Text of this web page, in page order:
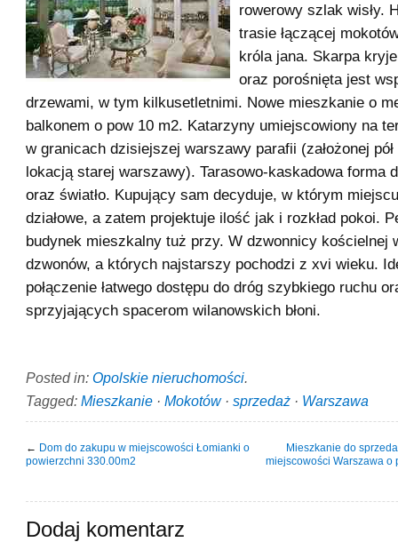
rowerowy szlak wisły.
trasie łączącej
króla jana. Skarpa
oraz porośnięta jest
drzewami, w tym kilkusetletnimi. Nowe mieszkanie o
balkonem o pow 10 m2. Katarzyny umiejscowiony na
w granicach dzisiejszej warszawy parafii (założonej
lokacją starej warszawy). Tarasowo-kaskadowa forma
oraz światło. Kupujący sam decyduje, w którym
działowe, a zatem projektuje ilość jak i rozkład pokoi.
budynek mieszkalny tuż przy. W dzwonnicy kościelnej
dzwonów, a których najstarszy pochodzi z xvi wieku.
połączenie łatwego dostępu do dróg szybkiego ruchu
sprzyjających spacerom wilanowskich błoni.
Posted in: Opolskie nieruchomości.
Tagged: Mieszkanie · Mokotów· sprzedaż · Warszawa
← Dom do zakupu w miejscowości Łomianki o
powierzchni 330.00m2
Mieszkanie do
miejscowości Warszawa o
Dodaj komentarz